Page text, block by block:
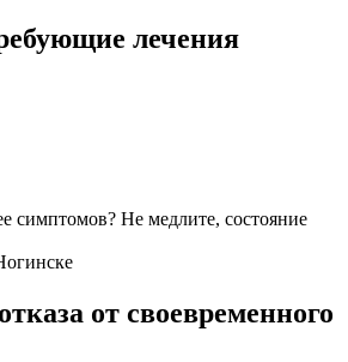
лечения
симптомов? Не медлите, состояние
от своевременного